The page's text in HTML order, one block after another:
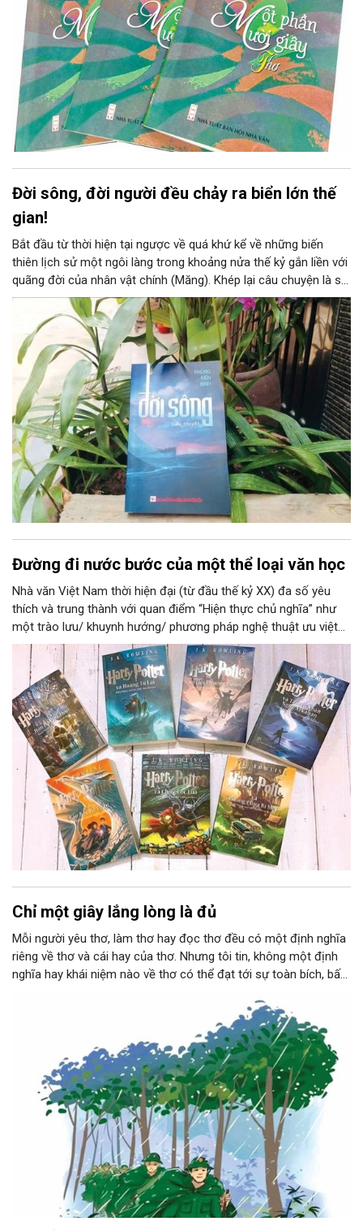
Đời sông, đời người đều chảy ra biển lớn thế
gian!
Bắt đầu từ thời hiện tại ngược về quá khứ kể về những biến
thiên lịch sử một ngôi làng trong khoảng nửa thế kỷ gắn liền với
quãng đời của nhân vật chính (Măng). Khép lại câu chuyện là sự
quay về thời hiện tại để ngỏ số phận nhân vật dành cho bạn
đọc phân tích, dự đoán, kết luận.
Đường đi nước bước của một thể loại văn học
Nhà văn Việt Nam thời hiện đại (từ đầu thế kỷ XX) đa số yêu
thích và trung thành với quan điểm “Hiện thực chủ nghĩa” như
một trào lưu/ khuynh hướng/ phương pháp nghệ thuật ưu việt
(với nguyên tắc: tác phẩm miêu tả đời sống như hình thức vốn
có của nó).
Chỉ một giây lắng lòng là đủ
Mỗi người yêu thơ, làm thơ hay đọc thơ đều có một định nghĩa
riêng về thơ và cái hay của thơ. Nhưng tôi tin, không một định
nghĩa hay khái niệm nào về thơ có thể đạt tới sự toàn bích, bất
chính bản chất của nó, không còn khoảng dư để người đọc